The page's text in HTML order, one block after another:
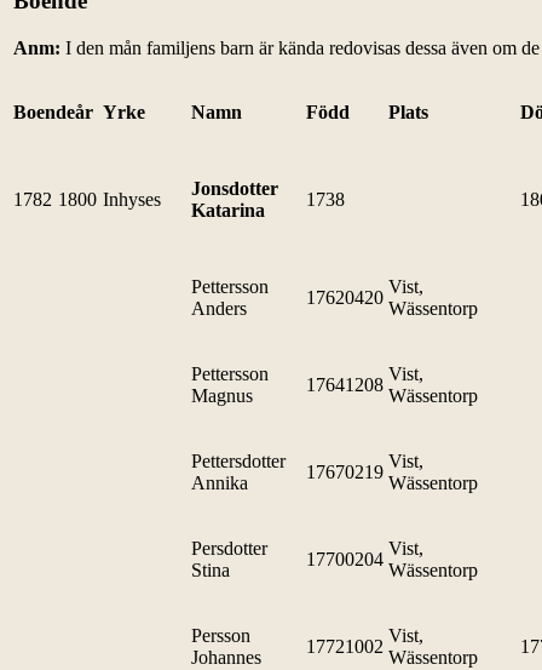
Anm: I den mån familjens barn är kända redovisas dessa även om
Boendeår Yrke Namn Född Plats
1782 1800 Inhyses
Jonsdotter
Katarina
1738
Pettersson
Anders
17620420
Vist,
Wässentorp
Pettersson
Magnus
17641208
Vist,
Wässentorp
Pettersdotter
Annika
17670219
Vist,
Wässentorp
Persdotter
Stina
17700204
Vist,
Wässentorp
Persson
Johannes
17721002
Vist,
Wässentorp